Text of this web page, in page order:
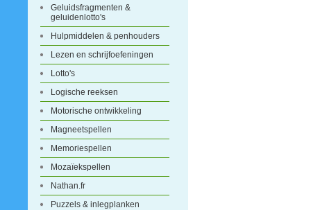
Geluidsfragmenten &
geluidenlotto's
Hulpmiddelen & penhouders
Lezen en schrijfoefeningen
Lotto's
Logische reeksen
Motorische ontwikkeling
Magneetspellen
Memoriespellen
Mozaïekspellen
Nathan.fr
Puzzels & inlegplanken